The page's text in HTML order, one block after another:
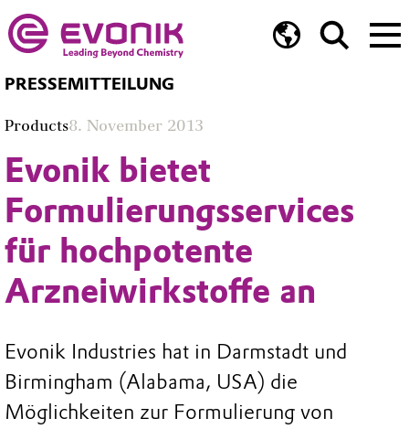
PRESSEMITTEILUNG
Products8. November 2013
Evonik bietet
Formulierungsservices
für hochpotente
Arzneiwirkstoffe an
Evonik Industries hat in Darmstadt und
Birmingham (Alabama, USA) die
Möglichkeiten zur Formulierung von